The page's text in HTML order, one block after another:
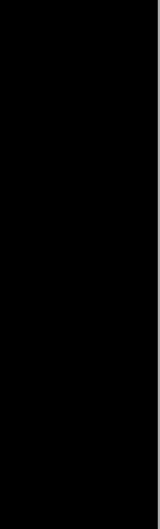
parezca venir
que una
acción y
todos los
vértigo (...)